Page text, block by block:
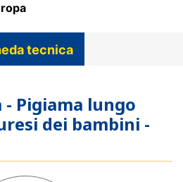
tecnica
- Pigiama lungo
dei bambini -